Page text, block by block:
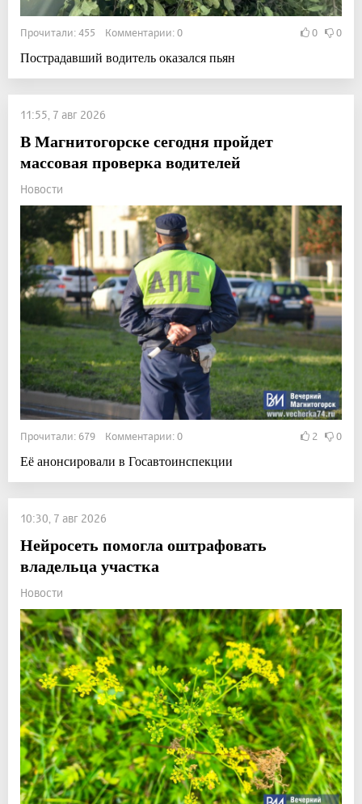
Прочитали: 455 Комментарии: 0 0 0
Пострадавший водитель оказался пьян
11:55, 7 авг 2026
В Магнитогорске сегодня пройдет
массовая проверка водителей
Новости
Прочитали: 679 Комментарии: 0 2 0
Её анонсировали в Госавтоинспекции
10:30, 7 авг 2026
Нейросеть помогла оштрафовать
владельца участка
Новости